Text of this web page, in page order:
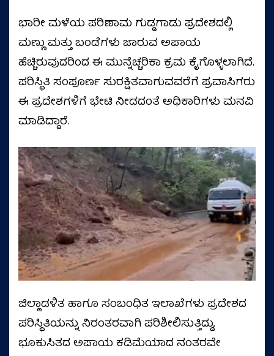
ಭಾರೀ ಮಳೆಯ ಪರಿಣಾಮ ಗುಡ್ಡಗಾಡು ಪ್ರದೇಶದಲ್ಲಿ
ಮಣ್ಣು ಮತ್ತು ಬಂಡೆಗಳು ಜಾರುವ ಅಪಾಯ
ಹೆಚ್ಚಿರುವುದರಿಂದ ಈ ಮುನ್ನೆಚ್ಚರಿಕಾ ಕ್ರಮ ಕೈಗೊಳ್ಳಲಾಗಿದೆ.
ಪರಿಸ್ಥಿತಿ ಸಂಪೂರ್ಣ ಸುರಕ್ಷಿತವಾಗುವವರೆಗೆ ಪ್ರವಾಸಿಗರು
ಈ ಪ್ರದೇಶಗಳಿಗೆ ಭೇಟಿ ನೀಡದಂತೆ ಅಧಿಕಾರಿಗಳು ಮನವಿ
ಮಾಡಿದ್ದಾರೆ.
ಜಿಲ್ಲಾಡಳಿತ ಹಾಗೂ ಸಂಬಂಧಿತ ಇಲಾಖೆಗಳು ಪ್ರದೇಶದ
ಪರಿಸ್ಥಿತಿಯನ್ನು ನಿರಂತರವಾಗಿ ಪರಿಶೀಲಿಸುತ್ತಿದ್ದು,
ಭೂಕುಸಿತದ ಅಪಾಯ ಕಡಿಮೆಯಾದ ನಂತರವೇ